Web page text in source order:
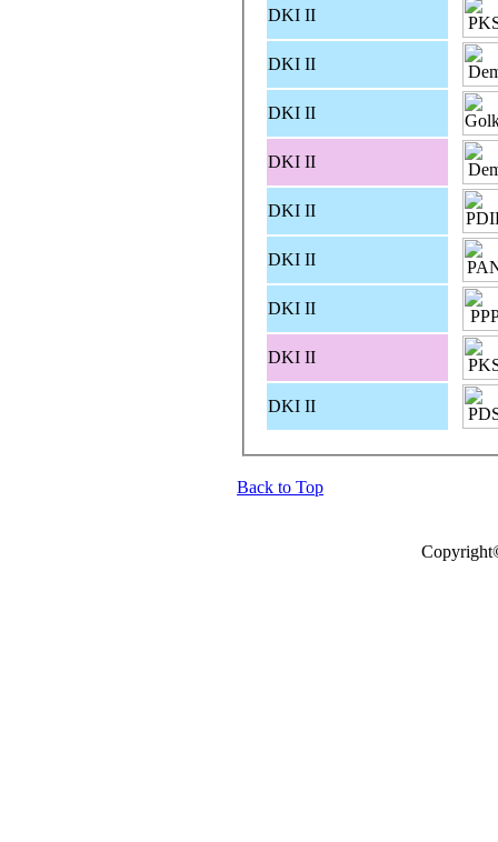
DKI II
DKI II
DKI II
DKI II
DKI II
DKI II
DKI II
DKI II
DKI II
Back to Top